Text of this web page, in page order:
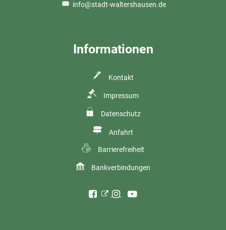
info@stadt-waltershausen.de
Informationen
Kontakt
Impressum
Datenschutz
Anfahrt
Barrierefreiheit
Bankverbindungen